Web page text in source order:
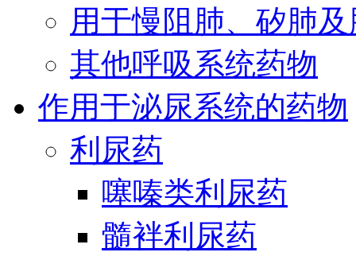
用于慢阻肺、矽肺
其他呼吸系统药物
作用于泌尿系统的药物
利尿药
噻嗪类利尿药
髓袢利尿药